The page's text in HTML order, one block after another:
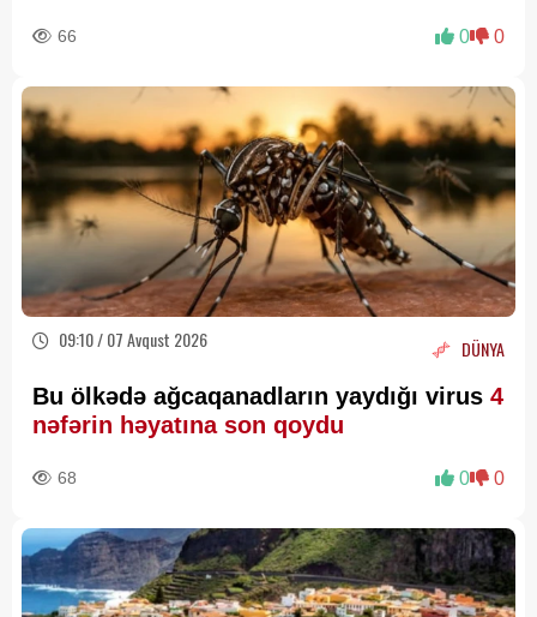
66 0 0
09:10 / 07 Avqust 2026 DÜNYA
Bu ölkədə ağcaqanadların yaydığı virus 4
nəfərin həyatına son qoydu
68 0 0